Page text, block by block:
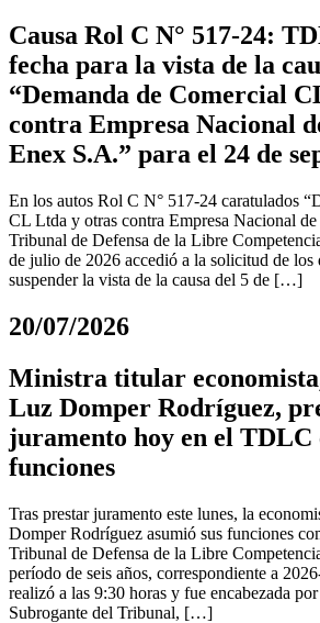
Causa Rol C N° 517-24:
fecha para la vista de la
“Demanda de Comercial
contra Empresa Nacional
Enex S.A.” para el 24 de
En los autos Rol C N° 517-24 caratulados
CL Ltda y otras contra Empresa Nacional
Tribunal de Defensa de la Libre
de julio de 2026 accedió a la solicitud de los
suspender la vista de la causa del 5 de […]
20/07/2026
Ministra titular
Luz Domper Rodríguez,
juramento hoy en el TDLC
funciones
Tras prestar juramento este lunes, la
Domper Rodríguez asumió sus funciones
Tribunal de Defensa de la Libre
período de seis años, correspondiente a
realizó a las 9:30 horas y fue encabezada
Subrogante del Tribunal, […]